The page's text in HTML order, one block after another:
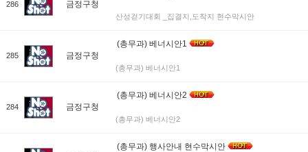
286 금정구청
산성걷기대회 _집결지,도착지 현수막시안
285 금정구청
(총무과) 베너시안1
(총무과) 베너시안1
284 금정구청
(총무과) 베너시안2
(총무과) 베너시안2
(총무과) 행사안내 현수막시안